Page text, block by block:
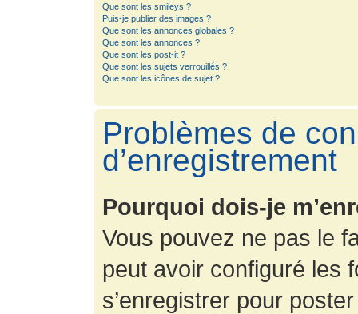
Que sont les smileys ?
Puis-je publier des images ?
Que sont les annonces globales ?
Que sont les annonces ?
Que sont les post-it ?
Que sont les sujets verrouillés ?
Que sont les icônes de sujet ?
Problèmes de
d’enregistrement
Pourquoi dois-je
Vous pouvez ne pas le
peut avoir configuré les
s’enregistrer pour